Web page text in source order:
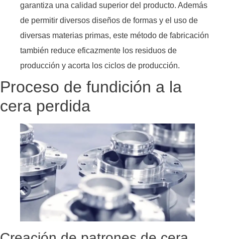
garantiza una calidad superior del producto. Además
de permitir diversos diseños de formas y el uso de
diversas materias primas, este método de fabricación
también reduce eficazmente los residuos de
producción y acorta los ciclos de producción.
Proceso de fundición a la
cera perdida